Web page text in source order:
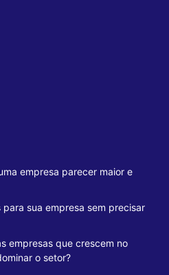
empresa parecer maior e
sua empresa sem precisar
empresas que crescem no
o setor?